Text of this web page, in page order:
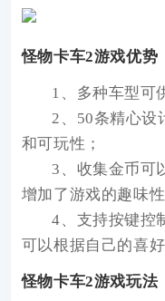
怪物卡车2游戏优势
1、多种车型可
2、50条精心设
和可玩性；
3、收集金币可
增加了游戏的趣味性
4、支持按键控
可以根据自己的喜
怪物卡车2游戏玩法